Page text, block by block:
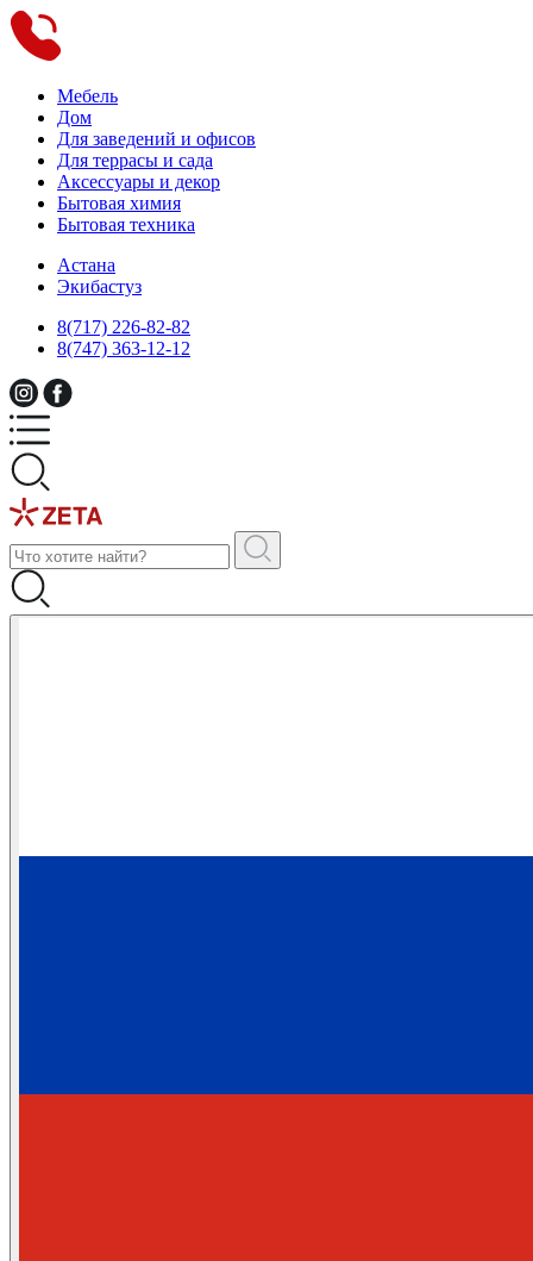
Мебель
Дом
Для заведений и офисов
Для террасы и сада
Аксессуары и декор
Бытовая химия
Бытовая техника
Астана
Экибастуз
8(717) 226-82-82
8(747) 363-12-12